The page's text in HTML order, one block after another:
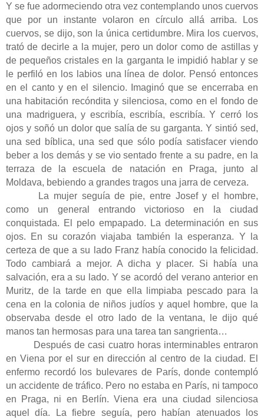
Y se fue adormeciendo otra vez contemplando unos cuervos
que por un instante volaron en círculo allá arriba. Los
cuervos, se dijo, son la única certidumbre. Mira los cuervos,
trató de decirle a la mujer, pero un dolor como de astillas y
de pequeños cristales en la garganta le impidió hablar y se
le perfiló en los labios una línea de dolor. Pensó entonces
en el canto y en el silencio. Imaginó que se encerraba en
una habitación recóndita y silenciosa, como en el fondo de
una madriguera, y escribía, escribía, escribía. Y cerró los
ojos y soñó un dolor que salía de su garganta. Y sintió sed,
una sed bíblica, una sed que sólo podía satisfacer viendo
beber a los demás y se vio sentado frente a su padre, en la
terraza de la escuela de natación en Praga, junto al
Moldava, bebiendo a grandes tragos una jarra de cerveza.
La mujer seguía de pie, entre Josef y el hombre,
como un general entrando victorioso en la ciudad
conquistada. El pelo empapado. La determinación en sus
ojos. En su corazón viajaba también la esperanza. Y la
certeza de que a su lado Franz había conocido la felicidad.
Todo cambiará a mejor. A dicha y placer. Si había una
salvación, era a su lado. Y se acordó del verano anterior en
Muritz, de la tarde en que ella limpiaba pescado para la
cena en la colonia de niños judíos y aquel hombre, que la
observaba desde el otro lado de la ventana, le dijo qué
manos tan hermosas para una tarea tan sangrienta…
Después de casi cuatro horas interminables entraron
en Viena por el sur en dirección al centro de la ciudad. El
enfermo recordó los bulevares de París, donde contempló
un accidente de tráfico. Pero no estaba en París, ni tampoco
en Praga, ni en Berlín. Viena era una ciudad silenciosa
aquel día. La fiebre seguía, pero habían atenuados los